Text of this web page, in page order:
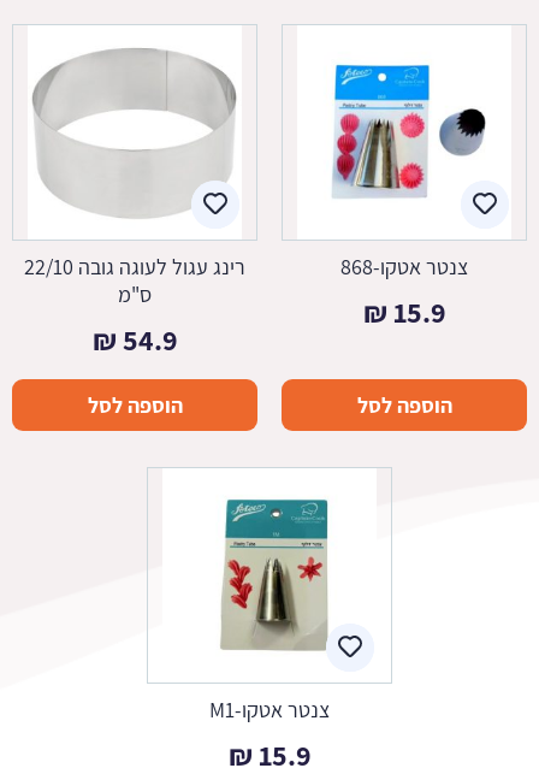
צנטר אטקו-868
15.9
₪
הוספה לסל
רינג עגול לעוגה גובה 22/10
ס"מ
54.9
₪
הוספה לסל
צנטר אטקו-M1
15.9
₪